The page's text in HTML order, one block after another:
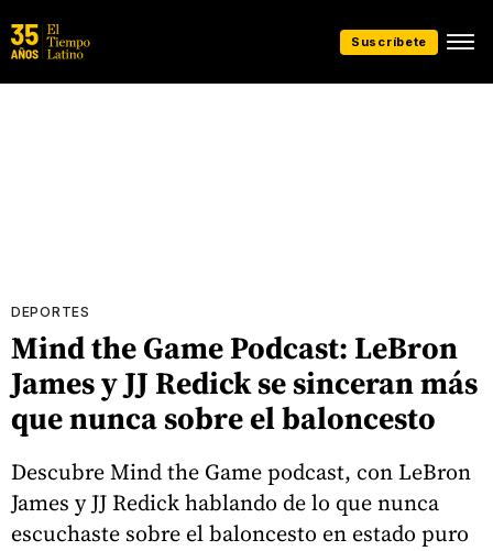
Suscríbete
DEPORTES
Mind the Game Podcast: LeBron
James y JJ Redick se sinceran más
que nunca sobre el baloncesto
Descubre Mind the Game podcast, con LeBron
James y JJ Redick hablando de lo que nunca
escuchaste sobre el baloncesto en estado puro